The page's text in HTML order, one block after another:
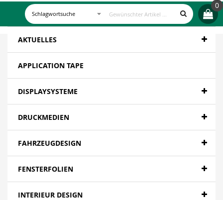
0
AKTUELLES
APPLICATION TAPE
DISPLAYSYSTEME
DRUCKMEDIEN
FAHRZEUGDESIGN
FENSTERFOLIEN
INTERIEUR DESIGN